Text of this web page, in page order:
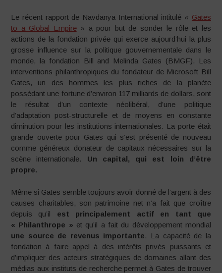
Le récent rapport de Navdanya International intitulé « Gates
to a Global Empire» a pour but de sonder le rôle et les
actions de la fondation privée qui exerce aujourd’hui la plus
grosse influence sur la politique gouvernementale dans le
monde, la fondation Bill and Melinda Gates (BMGF). Les
interventions philanthropiques du fondateur de Microsoft Bill
Gates, un des hommes les plus riches de la planète
possédant une fortune d’environ 117 milliards de dollars, sont
le résultat d’un contexte néolibéral, d’une politique
d’adaptation post-structurelle et de moyens en constante
diminution pour les institutions internationales. La porte était
grande ouverte pour Gates qui s’est présenté de nouveau
comme généreux donateur de capitaux nécessaires sur la
scène internationale.
Un capital, qui est loin d’être
propre.
Même si Gates semble toujours avoir donné de l’argent à des
causes charitables, son patrimoine net n’a fait que croître
depuis qu’il est principalement actif en tant que
« Philanthrope » et qu’il a fait du développement mondial
une source de revenus importante. La capacité de la
fondation à faire appel à des intérêts privés puissants et
d’impliquer des acteurs stratégiques de domaines allant des
médias aux instituts de recherche permet à Gates de trouver